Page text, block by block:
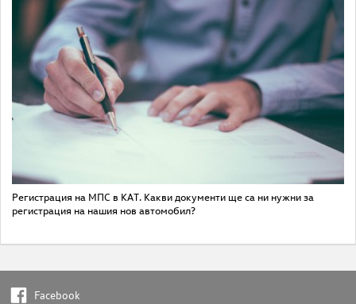
Регистрация на МПС в КАТ. Какви документи ще са ни нужни за
регистрация на нашия нов автомобил?
Facebook